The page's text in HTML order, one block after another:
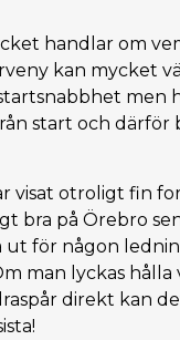
handlar om
kan mycket
men
start och därför
visat otroligt fin
bra på Örebro
ut för någon
man lyckas
direkt kan